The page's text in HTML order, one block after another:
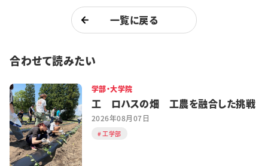
一覧に戻る
合わせて読みたい
学部・大学院
工 ロハスの畑 工農を融合した挑戦
2026年08月07日
工学部